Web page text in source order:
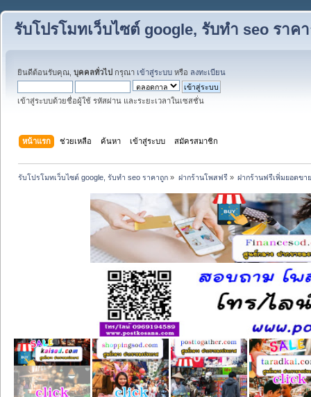
รับโปรโมทเว็บไซต์ google, รับทำ seo ราค
ยินดีต้อนรับคุณ, บุคคลทั่วไป กรุณา เข้าสู่ระบบ หรือ ลงทะเบียน
เข้าสู่ระบบด้วยชื่อผู้ใช้ รหัสผ่าน และระยะเวลาในเซสชั่น
หน้าแรก ช่วยเหลือ ค้นหา เข้าสู่ระบบ สมัครสมาชิก
รับโปรโมทเว็บไซต์ google, รับทำ seo ราคาถูก » ฝากร้านโพสฟรี» ฝากร้านฟรีเพิ่มยอดขาย